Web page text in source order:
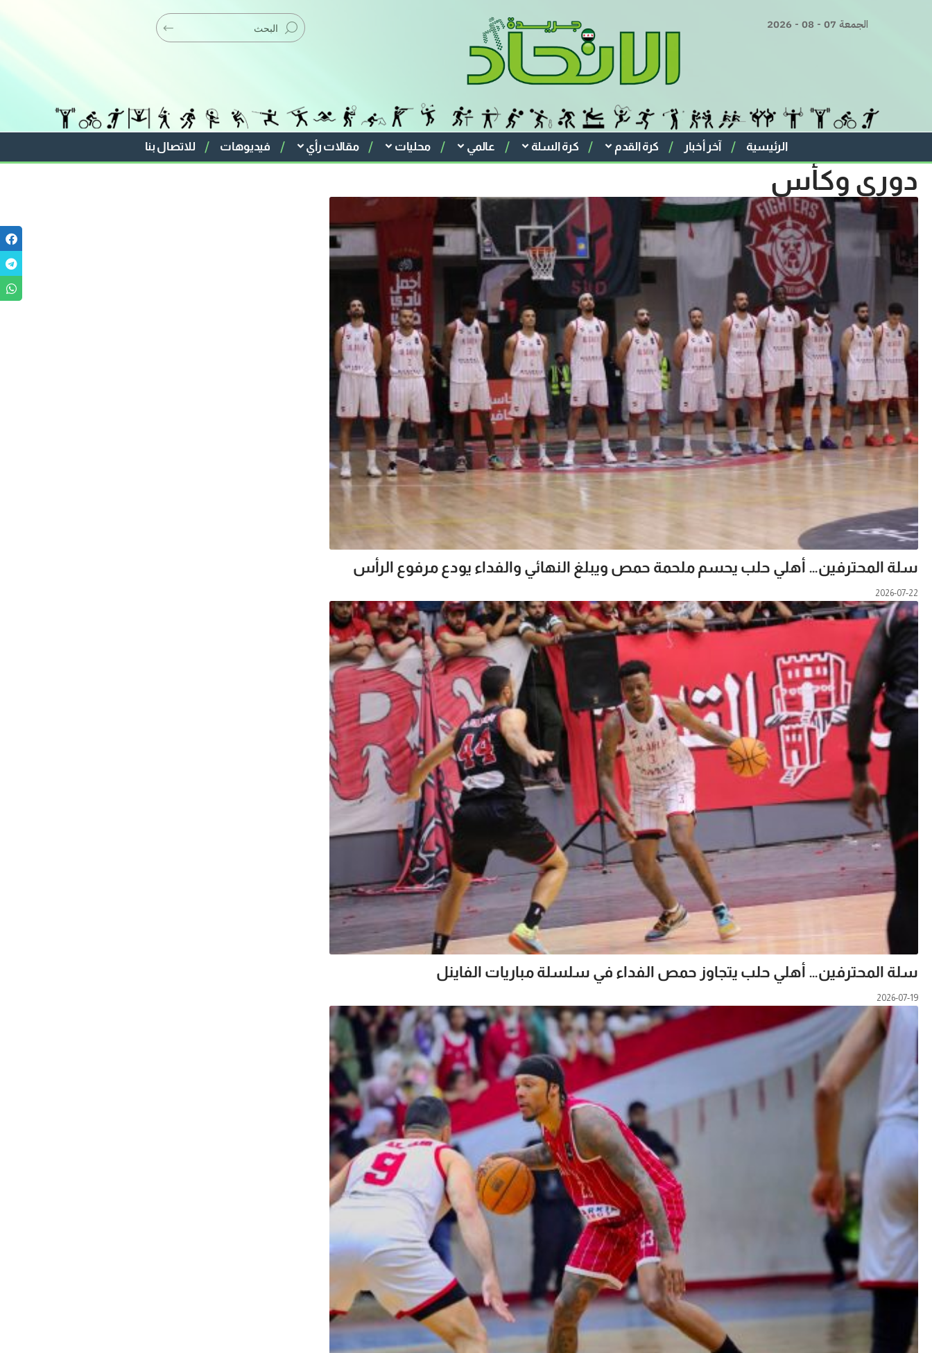
الجمعة 07 - 08 - 2026
الرئيسية آخر أخبار كرة القدم كرة السلة عالمي محليات مقالات رأي فيديوهات للاتصال بنا
دوري وكأس
سلة المحترفين… أهلي حلب يحسم ملحمة حمص ويبلغ النهائي والفداء يودع مرفوع الرأس
2026-07-22
سلة المحترفين… أهلي حلب يتجاوز حمص الفداء في سلسلة مباريات الفاينل
2026-07-19